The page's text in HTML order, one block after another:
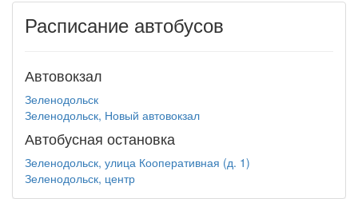
Расписание автобусов
Автовокзал
Зеленодольск
Зеленодольск, Новый автовокзал
Автобусная остановка
Зеленодольск, улица Кооперативная (д. 1)
Зеленодольск, центр